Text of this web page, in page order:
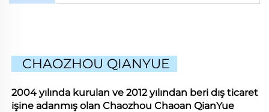
CHAOZHOU QIANYUE
2004 yılında kurulan ve 2012 yılından beri dış ticaret
işine adanmış olan Chaozhou Chaoan QianYue